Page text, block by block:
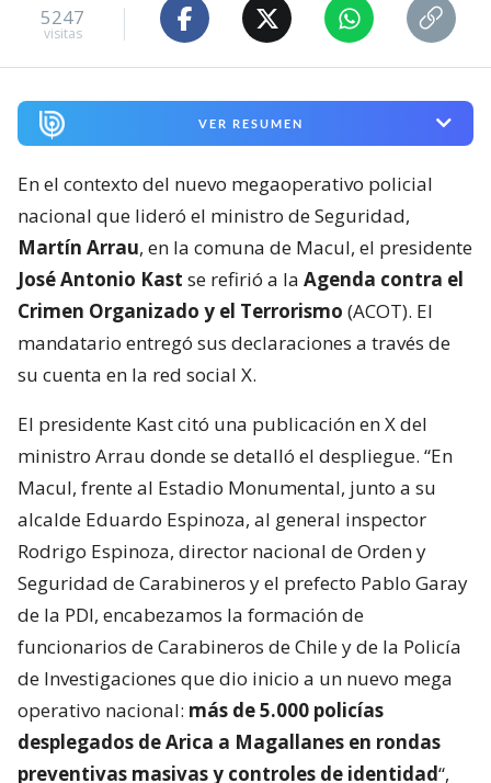
5247
visitas
VER RESUMEN
En el contexto del nuevo megaoperativo policial
nacional que lideró el ministro de Seguridad,
Martín Arrau, en la comuna de Macul, el presidente
José Antonio Kast se refirió a la Agenda contra el
Crimen Organizado y el Terrorismo (ACOT). El
mandatario entregó sus declaraciones a través de
su cuenta en la red social X.
El presidente Kast citó una publicación en X del
ministro Arrau donde se detalló el despliegue. “En
Macul, frente al Estadio Monumental, junto a su
alcalde Eduardo Espinoza, al general inspector
Rodrigo Espinoza, director nacional de Orden y
Seguridad de Carabineros y el prefecto Pablo Garay
de la PDI, encabezamos la formación de
funcionarios de Carabineros de Chile y de la Policía
de Investigaciones que dio inicio a un nuevo mega
operativo nacional: más de 5.000 policías
desplegados de Arica a Magallanes en rondas
preventivas masivas y controles de identidad“,